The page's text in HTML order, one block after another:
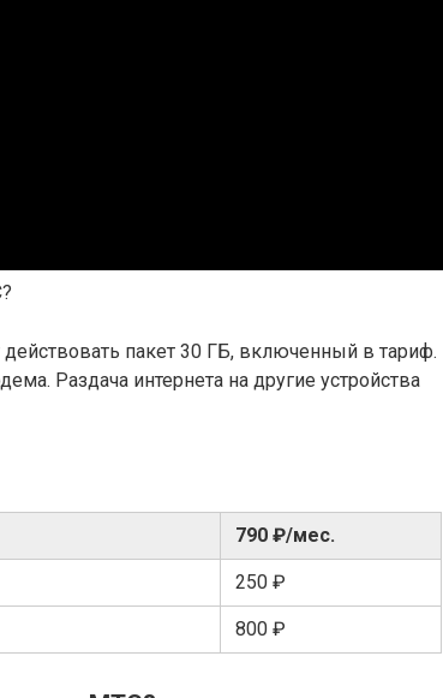
действовать пакет 30 ГБ, включенный в тариф.
Раздача интернета на другие устройства
790 ₽/мес.
250 ₽
800 ₽